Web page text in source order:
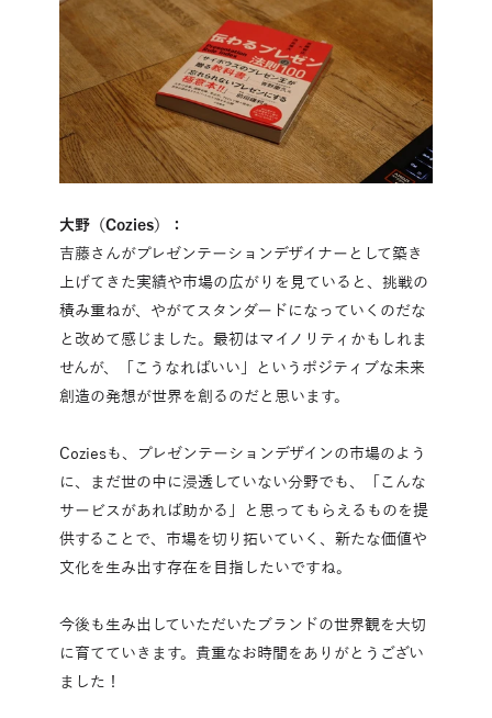
大野（Cozies）：
吉藤さんがプレゼンテーションデザイナーとして築き
上げてきた実績や市場の広がりを見ていると、挑戦の
積み重ねが、やがてスタンダードになっていくのだな
と改めて感じました。最初はマイノリティかもしれま
せんが、「こうなればいい」というポジティブな未来
創造の発想が世界を創るのだと思います。
Coziesも、プレゼンテーションデザインの市場のよう
に、まだ世の中に浸透していない分野でも、「こんな
サービスがあれば助かる」と思ってもらえるものを提
供することで、市場を切り拓いていく、新たな価値や
文化を生み出す存在を目指したいですね。
今後も生み出していただいたブランドの世界観を大切
に育てていきます。貴重なお時間をありがとうござい
ました！